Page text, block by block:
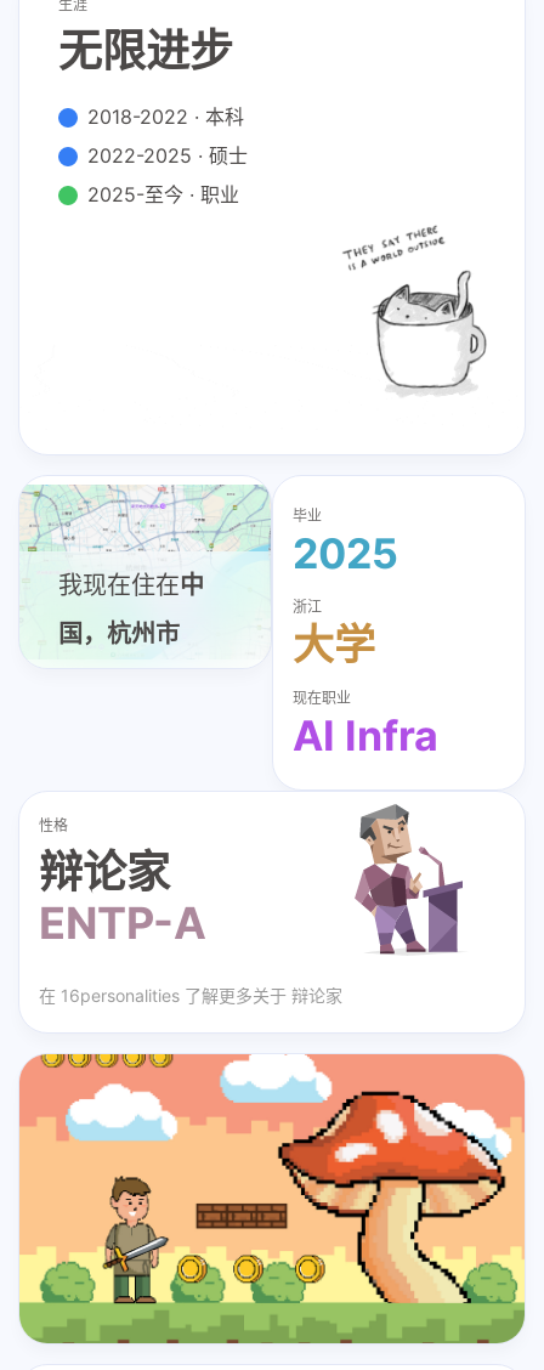
生涯
无限进步
2018-2022 · 本科
2022-2025 · 硕士
2025-至今 · 职业
我现在住在中
国，杭州市
毕业
2025
浙江
大学
现在职业
AI Infra
性格
辩论家
ENTP-A
在 16personalities 了解更多关于 辩论家